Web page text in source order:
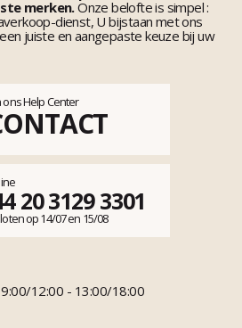
merken.Onze belofte is simpel :
dienst, U bijstaan met ons
juiste en aangepaste keuze bij uw
ons Help Center
20 3129 3301
op 14/07 en 15/08
12:00 - 13:00/18:00